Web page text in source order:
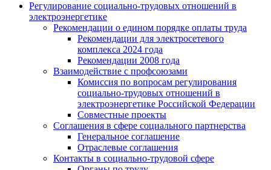
Регулирование социально-трудовых отношений в
электроэнергетике
Рекомендации о едином порядке оплаты труда
Рекомендации для электросетевого
комплекса 2024 года
Рекомендации 2008 года
Взаимодействие с профсоюзами
Комиссия по вопросам регулирования
социально-трудовых отношений в
электроэнергетике Российской Федерации
Совместные проекты
Соглашения в сфере социального партнерства
Генеральное соглашение
Отраслевые соглашения
Контакты в социально-трудовой сфере